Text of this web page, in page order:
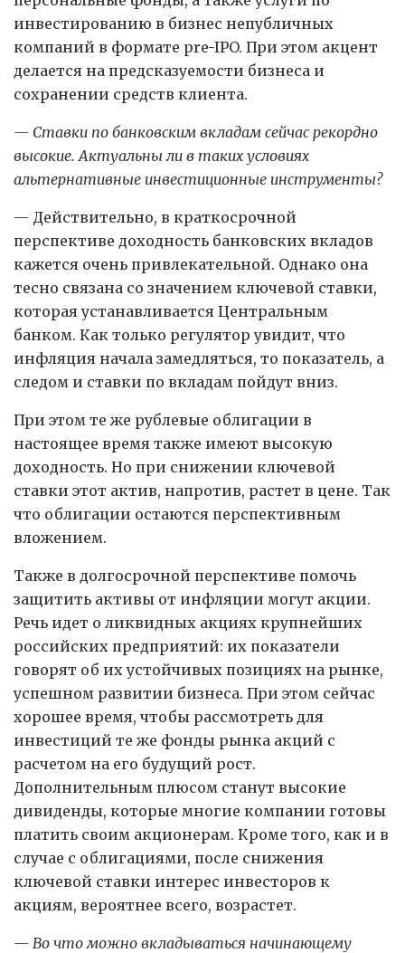
инвестированию в бизнес непубличных
компаний в формате pre-IPO. При этом акцент
делается на предсказуемости бизнеса и
сохранении средств клиента.
— Ставки по банковским вкладам сейчас рекордно
высокие. Актуальны ли в таких условиях
альтернативные инвестиционные инструменты?
— Действительно, в краткосрочной
перспективе доходность банковских вкладов
кажется очень привлекательной. Однако она
тесно связана со значением ключевой ставки,
которая устанавливается Центральным
банком. Как только регулятор увидит, что
инфляция начала замедляться, то показатель, а
следом и ставки по вкладам пойдут вниз.
При этом те же рублевые облигации в
настоящее время также имеют высокую
доходность. Но при снижении ключевой
ставки этот актив, напротив, растет в цене. Так
что облигации остаются перспективным
вложением.
Также в долгосрочной перспективе помочь
защитить активы от инфляции могут акции.
Речь идет о ликвидных акциях крупнейших
российских предприятий: их показатели
говорят об их устойчивых позициях на рынке,
успешном развитии бизнеса. При этом сейчас
хорошее время, чтобы рассмотреть для
инвестиций те же фонды рынка акций с
расчетом на его будущий рост.
Дополнительным плюсом станут высокие
дивиденды, которые многие компании готовы
платить своим акционерам. Кроме того, как и в
случае с облигациями, после снижения
ключевой ставки интерес инвесторов к
акциям, вероятнее всего, возрастет.
— Во что можно вкладываться начинающему